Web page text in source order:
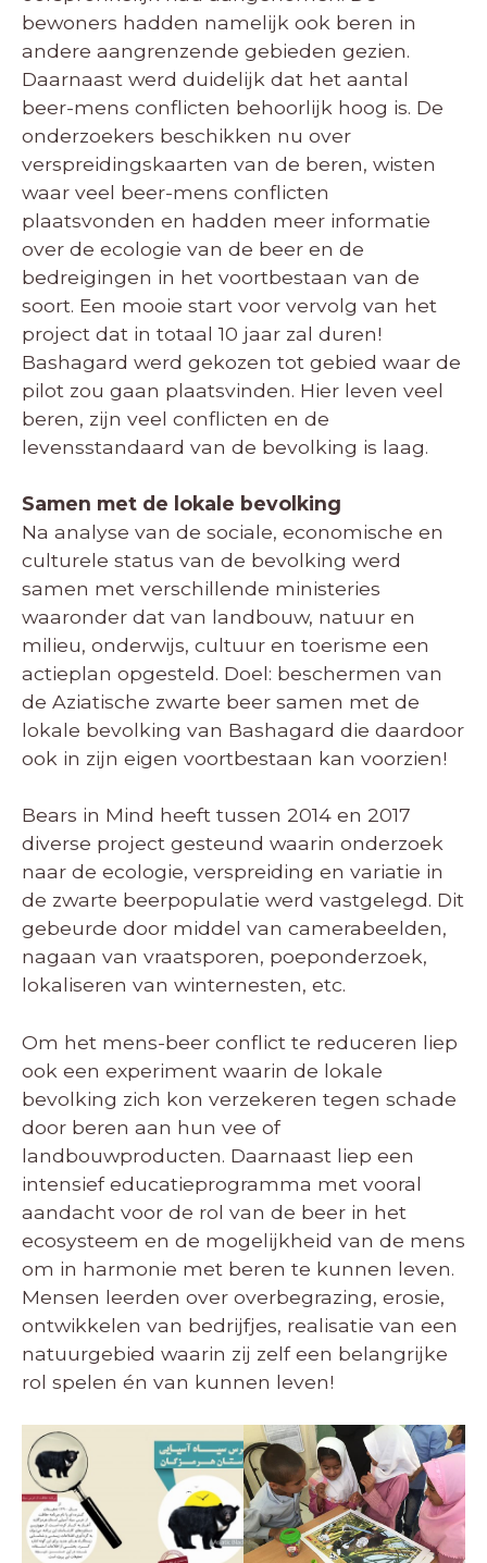
bewoners hadden namelijk ook beren in
andere aangrenzende gebieden gezien.
Daarnaast werd duidelijk dat het aantal
beer-mens conflicten behoorlijk hoog is. De
onderzoekers beschikken nu over
verspreidingskaarten van de beren, wisten
waar veel beer-mens conflicten
plaatsvonden en hadden meer informatie
over de ecologie van de beer en de
bedreigingen in het voortbestaan van de
soort. Een mooie start voor vervolg van het
project dat in totaal 10 jaar zal duren!
Bashagard werd gekozen tot gebied waar de
pilot zou gaan plaatsvinden. Hier leven veel
beren, zijn veel conflicten en de
levensstandaard van de bevolking is laag.
Samen met de lokale bevolking
Na analyse van de sociale, economische en
culturele status van de bevolking werd
samen met verschillende ministeries
waaronder dat van landbouw, natuur en
milieu, onderwijs, cultuur en toerisme een
actieplan opgesteld. Doel: beschermen van
de Aziatische zwarte beer samen met de
lokale bevolking van Bashagard die daardoor
ook in zijn eigen voortbestaan kan voorzien!
Bears in Mind heeft tussen 2014 en 2017
diverse project gesteund waarin onderzoek
naar de ecologie, verspreiding en variatie in
de zwarte beerpopulatie werd vastgelegd. Dit
gebeurde door middel van camerabeelden,
nagaan van vraatsporen, poeponderzoek,
lokaliseren van winternesten, etc.
Om het mens-beer conflict te reduceren liep
ook een experiment waarin de lokale
bevolking zich kon verzekeren tegen schade
door beren aan hun vee of
landbouwproducten. Daarnaast liep een
intensief educatieprogramma met vooral
aandacht voor de rol van de beer in het
ecosysteem en de mogelijkheid van de mens
om in harmonie met beren te kunnen leven.
Mensen leerden over overbegrazing, erosie,
ontwikkelen van bedrijfjes, realisatie van een
natuurgebied waarin zij zelf een belangrijke
rol spelen én van kunnen leven!